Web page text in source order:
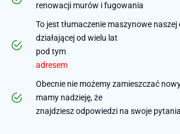
renowacji murów i fugowania
To jest tłumaczenie maszynowe
działającej od wielu lat
pod tym
adresem
Obecnie nie możemy zamieszczać
mamy nadzieję, że
znajdziesz odpowiedzi na swoje pytania